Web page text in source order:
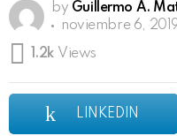
by Guillermo A.
noviembre 6,
1.2k Views
LINKEDIN